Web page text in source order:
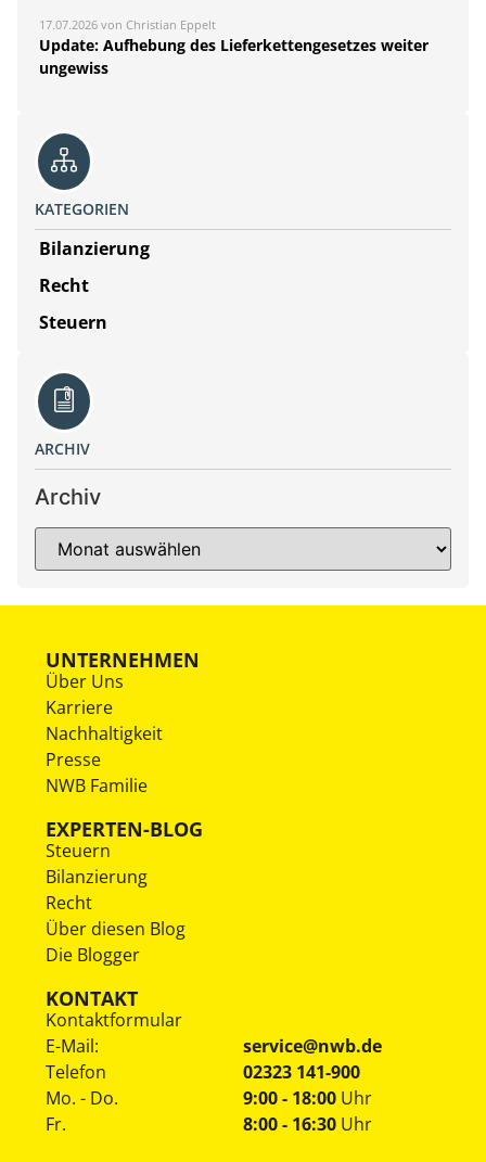
17.07.2026 von Christian Eppelt
Update: Aufhebung des Lieferkettengesetzes weiter
ungewiss
KATEGORIEN
Bilanzierung
Recht
Steuern
ARCHIV
Archiv
UNTERNEHMEN
Über Uns
Karriere
Nachhaltigkeit
Presse
NWB Familie
EXPERTEN-BLOG
Steuern
Bilanzierung
Recht
Über diesen Blog
Die Blogger
KONTAKT
Kontaktformular
E-Mail:
service@nwb.de
Telefon
02323 141-900
Mo. - Do.
Fr.
9:00 - 18:00 Uhr
8:00 - 16:30 Uhr